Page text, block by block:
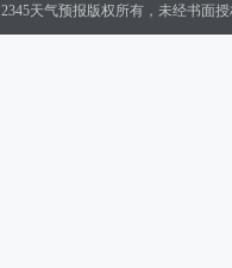
2345天气预报版权所有，未经书面